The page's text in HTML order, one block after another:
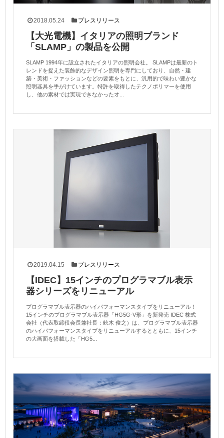
2018.05.24 プレスリリース
【大光電機】イタリアの照明ブランド
「SLAMP」の製品を公開
SLAMP 1994年に設立されたイタリアの照明会社。 SLAMPは最新のト
レンドを捉えた装飾的なデザイン照明を専門にしており、自然・建
築・美術・ファッションなどの要素をもとに、汎用的で味わい豊かな
照明器具を手がけています。特許を取得したテクノポリマーを使用
し、他の素材では実現できなかったオ...
2019.04.15 プレスリリース
【IDEC】15インチのプログラマブル表示
器シリーズをリニューアル
プログラマブル表示器のハイパフォーマンスタイプをリニューアル！
15インチのプログラマブル表示器「HG5G-V形」を新発売 IDEC 株式
会社（代表取締役会長兼社長：舩木 俊之）は、プログラマブル表示器
のハイパフォーマンスタイプをリニューアルするとともに、15インチ
の大画面を搭載した「HG5...